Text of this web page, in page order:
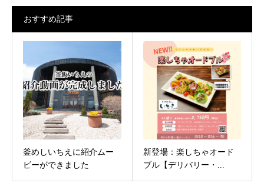
おすすめ記事
釜めしいちえに紹介ムー
ビーができました
新登場：楽しちゃオード
ブル【デリバリー・...